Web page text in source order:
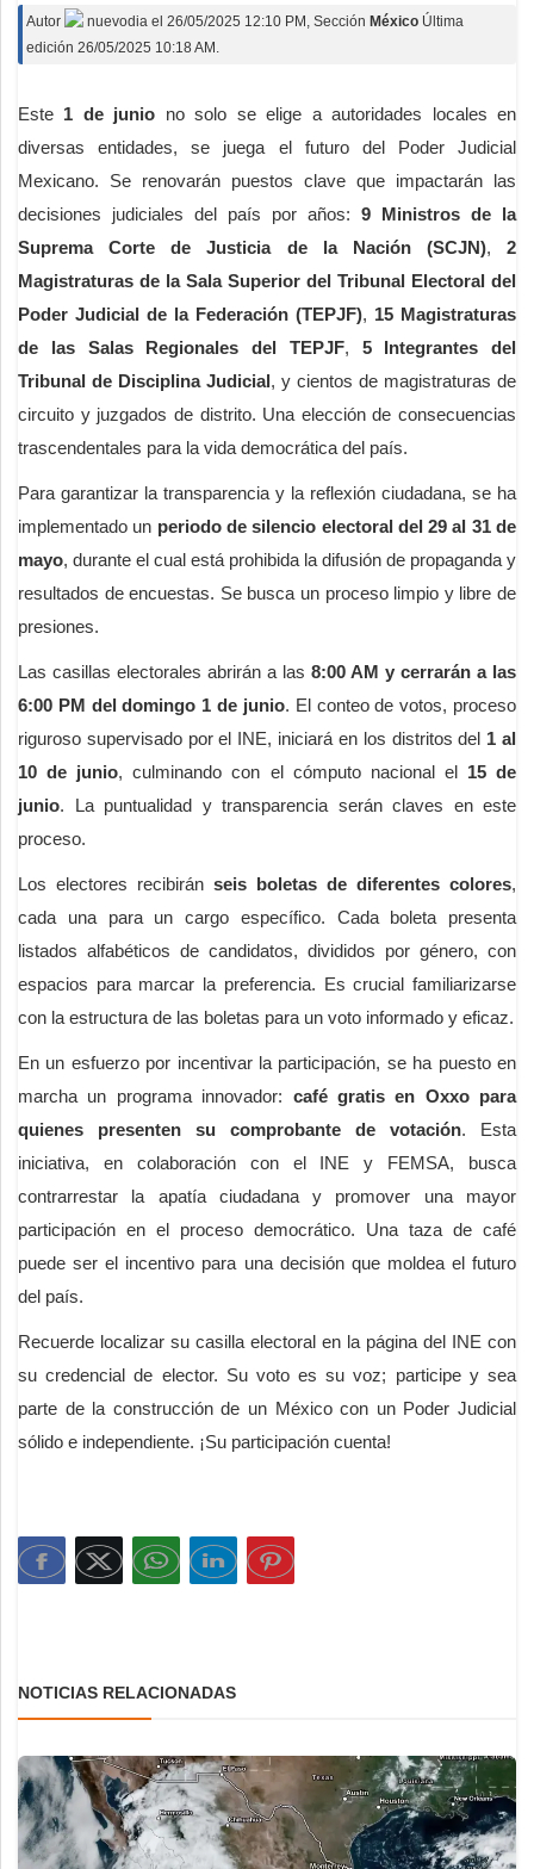
Autor nuevodia el 26/05/2025 12:10 PM , Sección México Última
edición 26/05/2025 10:18 AM.
Este 1 de junio no solo se elige a autoridades locales en
diversas entidades, se juega el futuro del Poder Judicial
Mexicano. Se renovarán puestos clave que impactarán las
decisiones judiciales del país por años: 9 Ministros de la
Suprema Corte de Justicia de la Nación (SCJN), 2
Magistraturas de la Sala Superior del Tribunal Electoral del
Poder Judicial de la Federación (TEPJF), 15 Magistraturas
de las Salas Regionales del TEPJF, 5 Integrantes del
Tribunal de Disciplina Judicial, y cientos de magistraturas de
circuito y juzgados de distrito. Una elección de consecuencias
trascendentales para la vida democrática del país.
Para garantizar la transparencia y la reflexión ciudadana, se ha
implementado un periodo de silencio electoral del 29 al 31 de
mayo, durante el cual está prohibida la difusión de propaganda y
resultados de encuestas. Se busca un proceso limpio y libre de
presiones.
Las casillas electorales abrirán a las 8:00 AM y cerrarán a las
6:00 PM del domingo 1 de junio. El conteo de votos, proceso
riguroso supervisado por el INE, iniciará en los distritos del 1 al
10 de junio, culminando con el cómputo nacional el 15 de
junio. La puntualidad y transparencia serán claves en este
proceso.
Los electores recibirán seis boletas de diferentes colores,
cada una para un cargo específico. Cada boleta presenta
listados alfabéticos de candidatos, divididos por género, con
espacios para marcar la preferencia. Es crucial familiarizarse
con la estructura de las boletas para un voto informado y eficaz.
En un esfuerzo por incentivar la participación, se ha puesto en
marcha un programa innovador: café gratis en Oxxo para
quienes presenten su comprobante de votación. Esta
iniciativa, en colaboración con el INE y FEMSA, busca
contrarrestar la apatía ciudadana y promover una mayor
participación en el proceso democrático. Una taza de café
puede ser el incentivo para una decisión que moldea el futuro
del país.
Recuerde localizar su casilla electoral en la página del INE con
su credencial de elector. Su voto es su voz; participe y sea
parte de la construcción de un México con un Poder Judicial
sólido e independiente. ¡Su participación cuenta!
NOTICIAS RELACIONADAS